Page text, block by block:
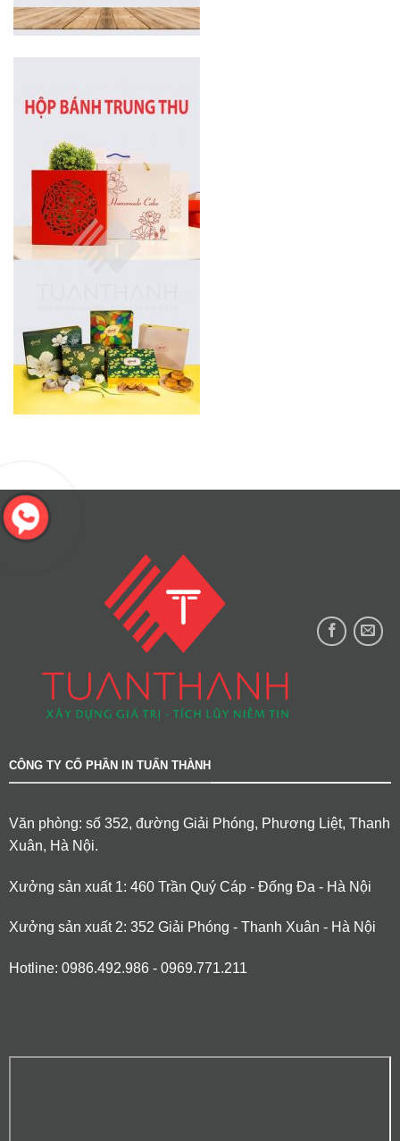
CÔNG TY CỔ PHẦN IN TUẤN THÀNH
Văn phòng: số 352, đường Giải Phóng, Phương Liệt, Thanh
Xuân, Hà Nội.
Xưởng sản xuất 1: 460 Trần Quý Cáp - Đống Đa - Hà Nội
Xưởng sản xuất 2: 352 Giải Phóng - Thanh Xuân - Hà Nội
Hotline: 0986.492.986 - 0969.771.211